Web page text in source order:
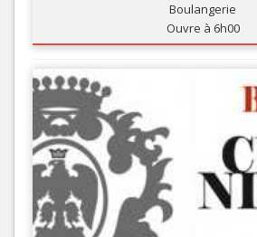
Boulangerie
Ouvre à 6h00